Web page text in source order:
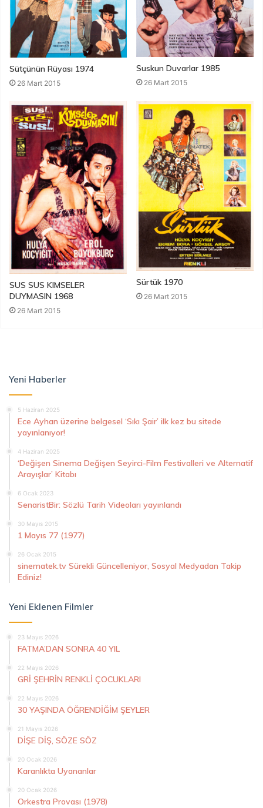
Sütçünün Rüyası 1974
26 Mart 2015
Suskun Duvarlar 1985
26 Mart 2015
SUS SUS KIMSELER
DUYMASIN 1968
26 Mart 2015
Sürtük 1970
26 Mart 2015
Yeni Haberler
5 Haziran 2025
Ece Ayhan üzerine belgesel ‘Sıkı Şair’ ilk kez bu sitede
yayınlanıyor!
4 Haziran 2025
‘Değişen Sinema Değişen Seyirci-Film Festivalleri ve Alternatif
Arayışlar’ Kitabı
6 Ocak 2023
SenaristBir: Sözlü Tarih Videoları yayınlandı
30 Mayıs 2015
1 Mayıs 77 (1977)
26 Ocak 2015
sinematek.tv Sürekli Güncelleniyor, Sosyal Medyadan Takip
Ediniz!
Yeni Eklenen Filmler
23 Mayıs 2026
FATMA’DAN SONRA 40 YIL
22 Mayıs 2026
GRİ ŞEHRİN RENKLİ ÇOCUKLARI
22 Mayıs 2026
30 YAŞINDA ÖĞRENDİĞİM ŞEYLER
21 Mayıs 2026
DİŞE DİŞ, SÖZE SÖZ
20 Ocak 2026
Karanlıkta Uyananlar
20 Ocak 2026
Orkestra Provası (1978)